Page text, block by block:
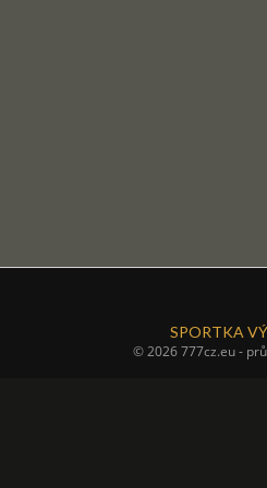
SPORTKA
© 2026 777cz.eu -